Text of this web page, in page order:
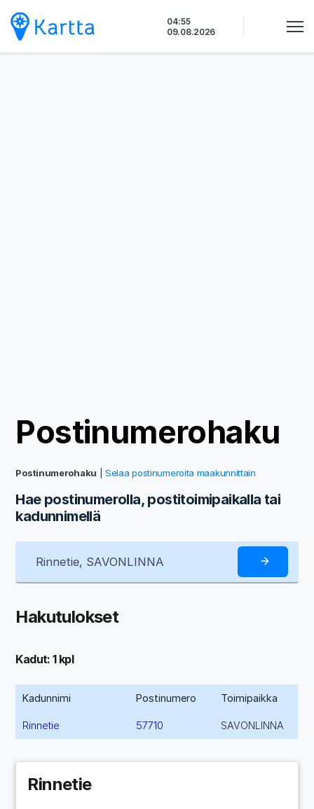
sisältöön
04:55
09.08.2026
Postinumerohaku
Postinumerohaku |Selaa postinumeroita maakunnittain
Hae postinumerolla, postitoimipaikalla tai
kadunnimellä
Hakutulokset
Kadut: 1 kpl
Kadunnimi Postinumero Toimipaikka
Rinnetie 57710 SAVONLINNA
Rinnetie